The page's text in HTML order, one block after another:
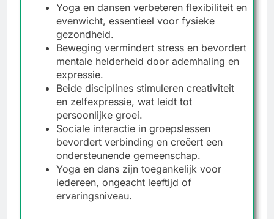
Yoga en dansen verbeteren flexibiliteit en
evenwicht, essentieel voor fysieke
gezondheid.
Beweging vermindert stress en bevordert
mentale helderheid door ademhaling en
expressie.
Beide disciplines stimuleren creativiteit
en zelfexpressie, wat leidt tot
persoonlijke groei.
Sociale interactie in groepslessen
bevordert verbinding en creëert een
ondersteunende gemeenschap.
Yoga en dans zijn toegankelijk voor
iedereen, ongeacht leeftijd of
ervaringsniveau.